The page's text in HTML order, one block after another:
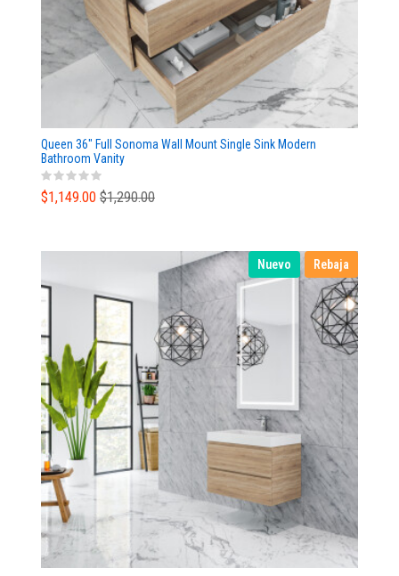
Queen 36" Full Sonoma Wall Mount Single Sink Modern
Bathroom Vanity
$1,149.00 $1,290.00
Nuevo Rebaja